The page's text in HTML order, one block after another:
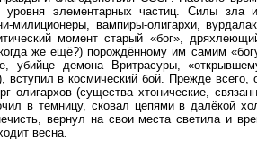
уровня элементарных частиц. Силы зла
милиционеры, вампиры-олигархи,
момент старый «бог»,
же ещё?) порождённому им самим
убийце демона Вритрасуры,
в космический бой. Прежде
олигархов (существа хтонические,
в темницу, сковал цепями в далёкой
вернул на свои места светила и
весна.